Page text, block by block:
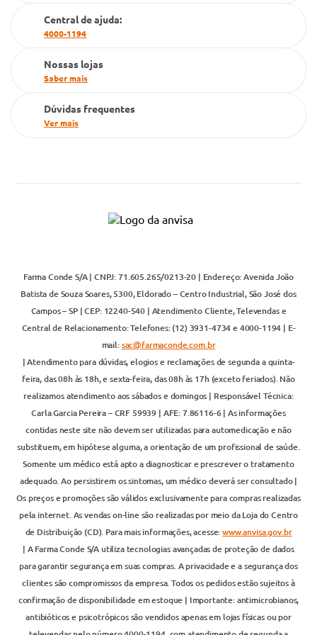
Cartão Grupo Conde
Televendas
Central de ajuda:
4000-1194
Nossas lojas
Saber mais
Dúvidas frequentes
Ver mais
Farma Conde S/A | CNPJ: 71.605.265/0213-20 | Endereço: Avenida João
Batista de Souza Soares, 5300, Eldorado – Centro Industrial, São José dos
Campos – SP | CEP: 12240-540 | Atendimento Cliente, Televendas e
Central de Relacionamento: Telefones: (12) 3931-4734 e 4000-1194 | E-
mail:sac@farmaconde.com.br
| Atendimento para dúvidas, elogios e reclamações de segunda a quinta-
feira, das 08h às 18h, e sexta-feira, das 08h às 17h (exceto feriados). Não
realizamos atendimento aos sábados e domingos | Responsável Técnica:
Carla Garcia Pereira – CRF 59939 | AFE: 7.86116-6 | As informações
contidas neste site não devem ser utilizadas para automedicação e não
substituem, em hipótese alguma, a orientação de um profissional de saúde.
Somente um médico está apto a diagnosticar e prescrever o tratamento
adequado. Ao persistirem os sintomas, um médico deverá ser consultado |
Os preços e promoções são válidos exclusivamente para compras realizadas
pela internet. As vendas on-line são realizadas por meio da Loja do Centro
de Distribuição (CD). Para mais informações, acesse:www.anvisa.gov.br
| A Farma Conde S/A utiliza tecnologias avançadas de proteção de dados
para garantir segurança em suas compras. A privacidade e a segurança dos
clientes são compromissos da empresa. Todos os pedidos estão sujeitos à
confirmação de disponibilidade em estoque | Importante: antimicrobianos,
antibióticos e psicotrópicos são vendidos apenas em lojas físicas ou por